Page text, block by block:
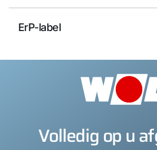
ErP-label
Volledig op u